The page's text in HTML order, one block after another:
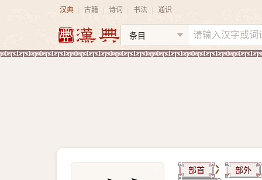
汉典 古籍 诗词 书法 通识
部首 冫 部外